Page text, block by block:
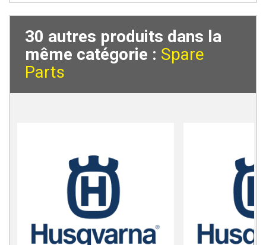
30 autres produits dans la
même catégorie : Spare
Parts